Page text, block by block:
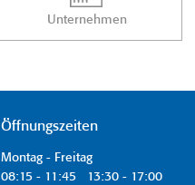
Unternehmen
Öffnungszeiten
Montag - Freitag
08:15 - 11:45 13:30 - 17:00